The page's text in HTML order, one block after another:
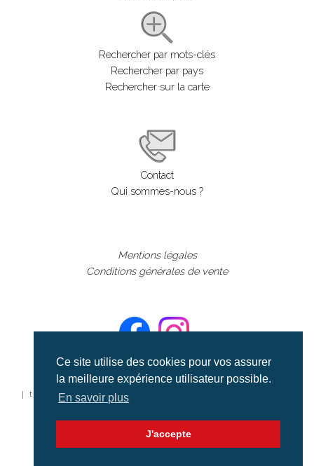
Ce site utilise des cookies pour vos assurer
la meilleure expérience utilisateur possible.
En savoir plus
J'accepte
Rechercher par mots-clés
Rechercher par pays
Rechercher sur la carte
Contact
Qui sommes-nous ?
Mentions légales
Conditions générales de vente
©aerialcollection marque déposée 2024
| tous droits réservés | aerialcollection.fr banque d'images
aériennes et documentaires video et cinéma |